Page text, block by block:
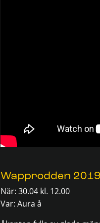
Wapprodden
När: 30.04 kl. 12.00
Var: Aura å